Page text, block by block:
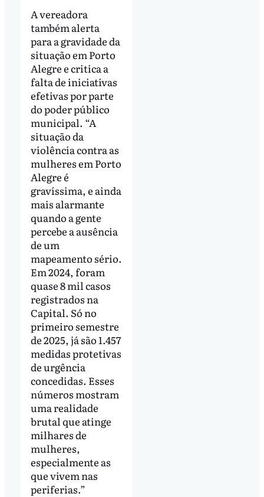
A vereadora
também alerta
para a gravidade da
situação em Porto
Alegre e critica a
falta de iniciativas
efetivas por parte
do poder público
municipal. “A
situação da
violência contra as
mulheres em Porto
Alegre é
gravíssima, e ainda
mais alarmante
quando a gente
percebe a ausência
de um
mapeamento sério.
Em 2024, foram
quase 8 mil casos
registrados na
Capital. Só no
primeiro semestre
de 2025, já são 1.457
medidas protetivas
de urgência
concedidas. Esses
números mostram
uma realidade
brutal que atinge
milhares de
mulheres,
especialmente as
que vivem nas
periferias.”